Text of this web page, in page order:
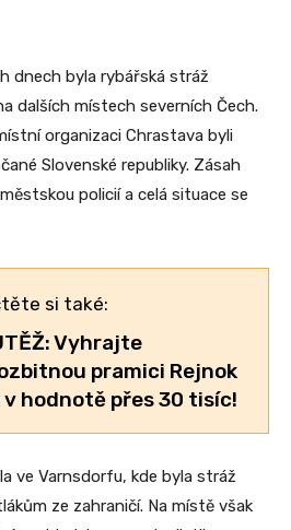
dnech byla rybářská stráž
dalších místech severních Čech.
organizaci Chrastava byli
Slovenské republiky. Zásah
policií a celá situace se
si také:
Vyhrajte
pramici Rejnok
v hodnotě přes 30 tisíc!
ve Varnsdorfu, kde byla stráž
ze zahraničí. Na místě však